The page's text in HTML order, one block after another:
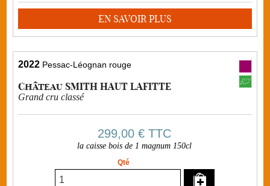
EN SAVOIR PLUS
2022 Pessac-Léognan rouge
Château SMITH HAUT LAFITTE
Grand cru classé
299,00 € TTC
la caisse bois de 1 magnum 150cl
Qté